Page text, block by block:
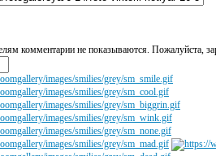
комментарии не показываются. Пожалуйста,